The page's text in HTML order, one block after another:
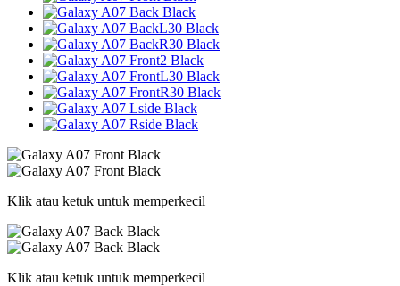
Klik atau ketuk untuk memperkecil
Klik atau ketuk untuk memperkecil